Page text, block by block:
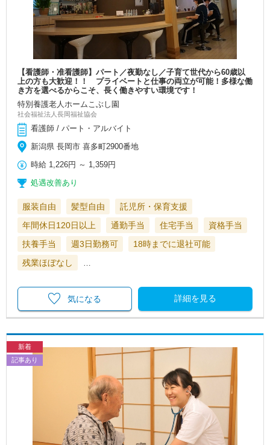
【看護師・准看護師】パート／夜勤なし／子育て世代から60歳以
上の方も大歓迎！！ プライベートと仕事の両立が可能！多様な働
き方を選べるからこそ、長く働きやすい環境です！
特別養護老人ホームこぶし園
社会福祉法人長岡福祉協会
看護師 / パート・アルバイト
新潟県 長岡市 喜多町2900番地
時給 1,226円 ～ 1,359円
処遇改善あり
服装自由 髪型自由
託児所・保育支援
年間休日120日以上
通勤手当 住宅手当
資格手当
扶養手当
週3日勤務可
18時までに退社可能
残業ほぼなし
…
詳細を見る
気になる
新着
記事あり